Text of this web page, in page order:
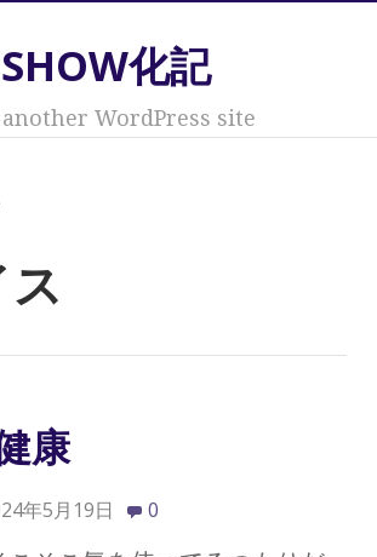
SHOW化記
another WordPress site
康
年5月19日 0